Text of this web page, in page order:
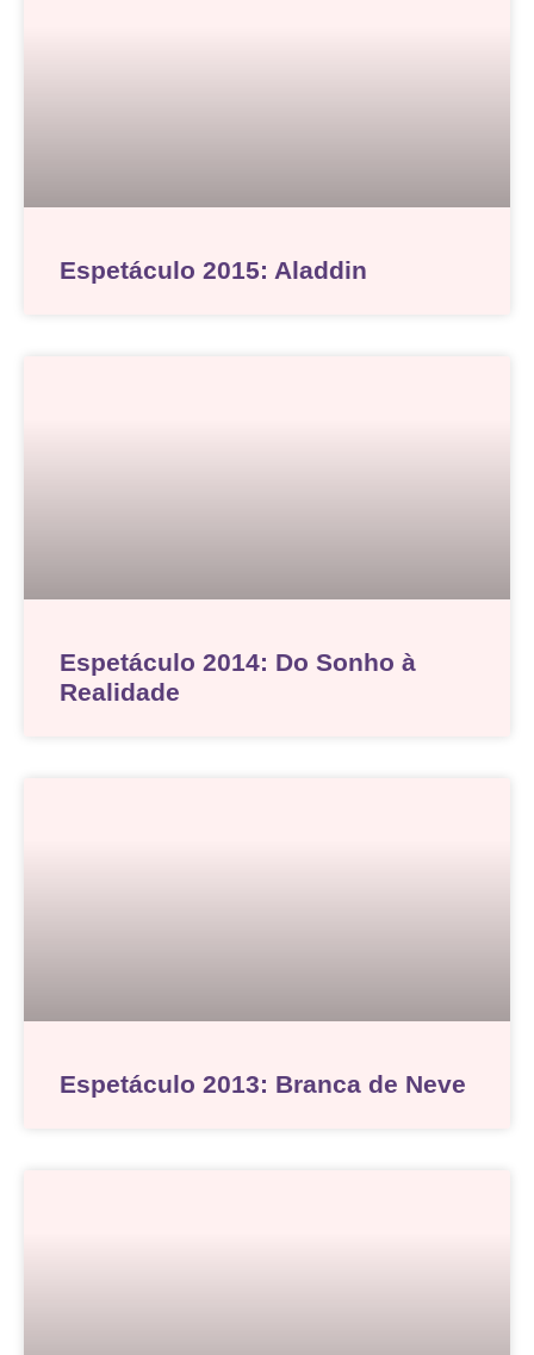
Espetáculo 2015: Aladdin
Espetáculo 2014: Do Sonho à
Realidade
Espetáculo 2013: Branca de Neve